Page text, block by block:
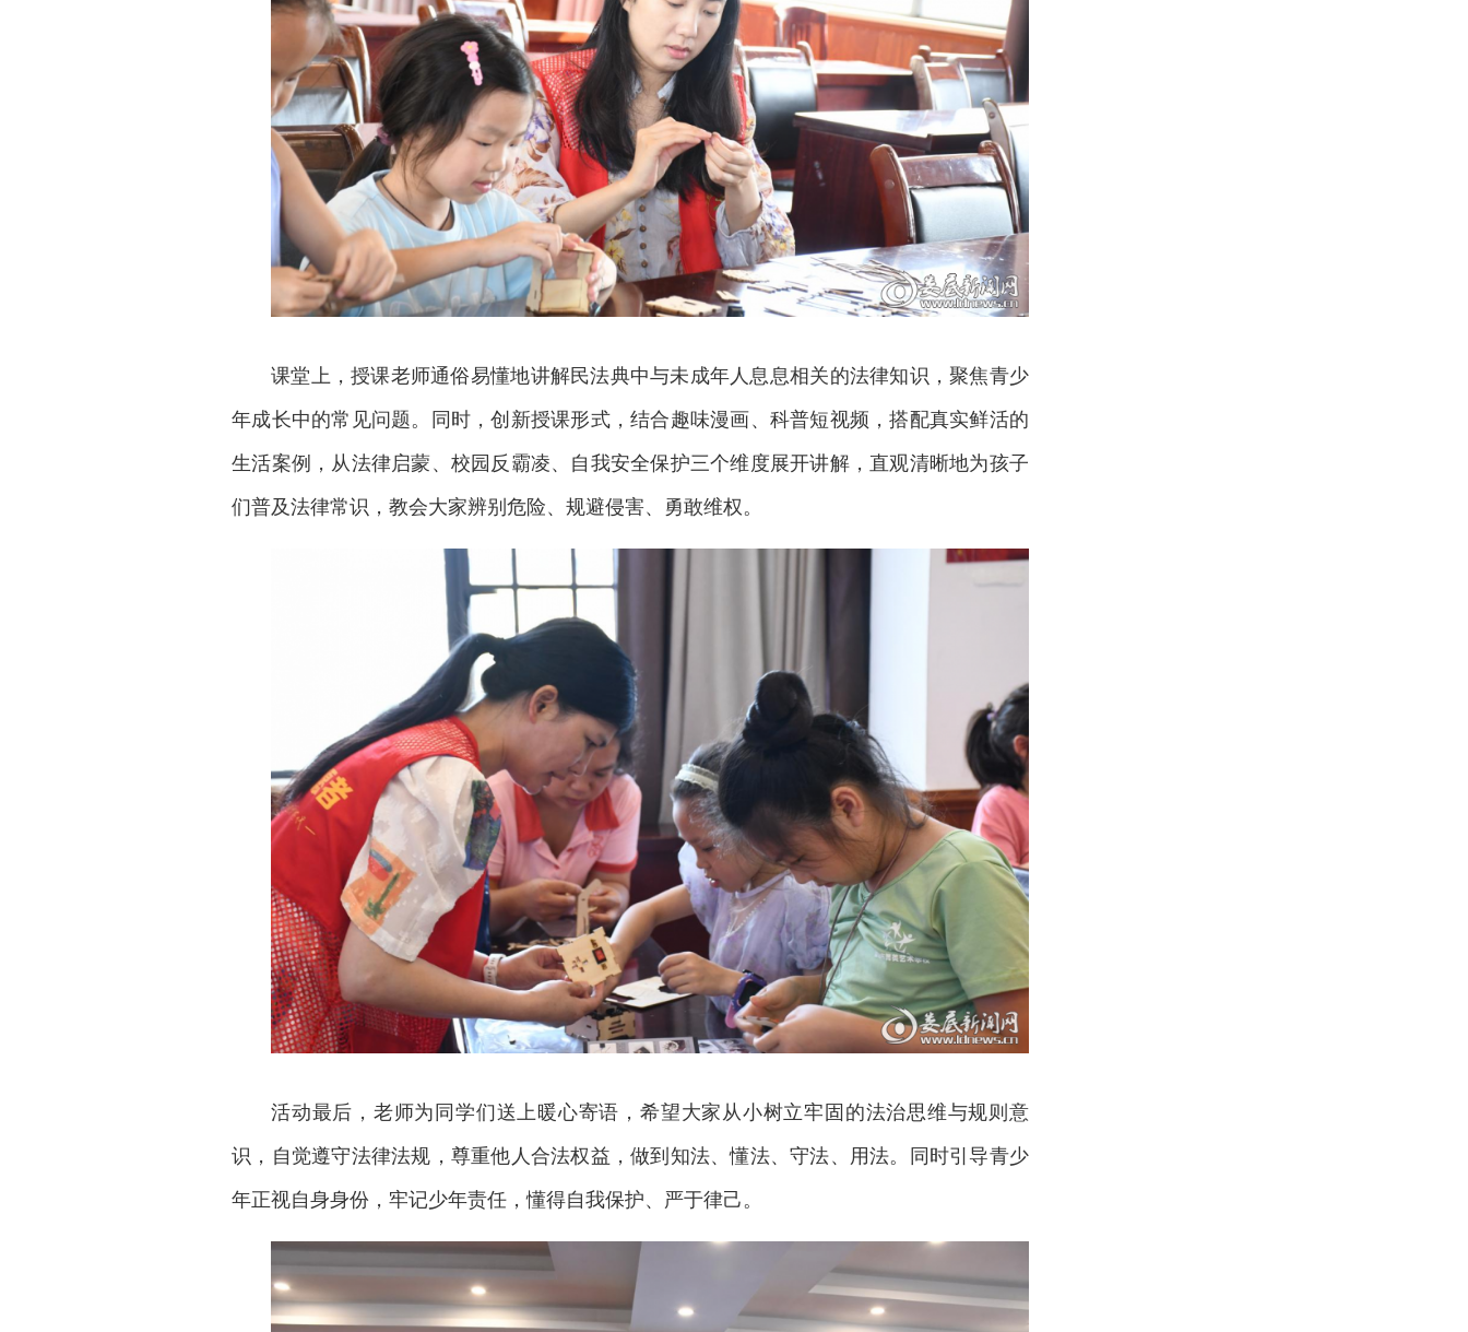
课堂上，授课老师通俗易懂地讲解民法典中与未成年人息息相关的法律知识，聚焦青少
年成长中的常见问题。同时，创新授课形式，结合趣味漫画、科普短视频，搭配真实鲜活的
生活案例，从法律启蒙、校园反霸凌、自我安全保护三个维度展开讲解，直观清晰地为孩子
们普及法律常识，教会大家辨别危险、规避侵害、勇敢维权。
活动最后，老师为同学们送上暖心寄语，希望大家从小树立牢固的法治思维与规则意
识，自觉遵守法律法规，尊重他人合法权益，做到知法、懂法、守法、用法。同时引导青少
年正视自身身份，牢记少年责任，懂得自我保护、严于律己。